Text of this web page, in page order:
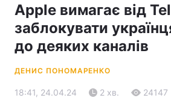
Apple вимагає від
заблокувати
до деяких каналів
ДЕНИС ПОНОМАРЕНКО
18:41, 24.04.24 2 хв. 24147